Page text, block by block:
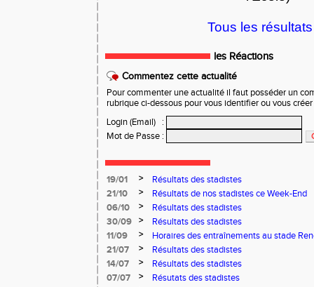
Tous les
les Réactions
Commentez cette actualité
Pour commenter une actualité il faut posséder un
rubrique ci-dessous pour vous identifier ou vous
Login (Email)
:
Mot de Passe :
19/01 >
Résultats des stadistes
21/10
>
Résultats de nos stadistes ce Week-End
06/10
>
Résultats des stadistes
30/09
>
Résultats des stadistes
11/09
>
Horaires des entraînements au stade
21/07
>
Résultats des stadistes
14/07
>
Résultats des stadistes
07/07
>
Résutats des stadistes